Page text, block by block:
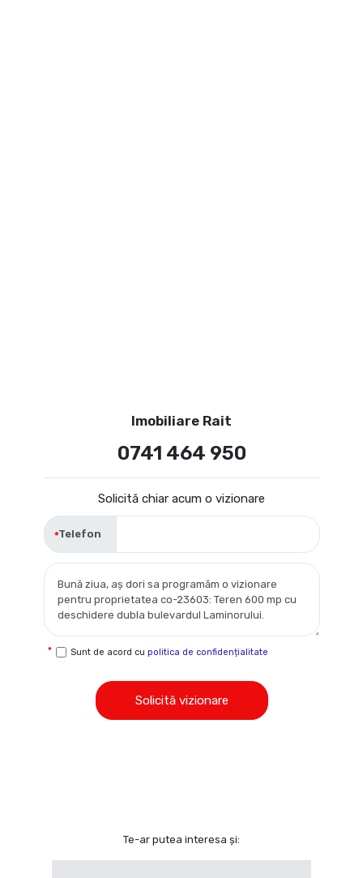
Imobiliare Rait
0741 464 950
Solicită chiar acum o vizionare
Telefon
Sunt de acord cu politica de confidențialitate
Solicită vizionare
Te-ar putea interesa și: